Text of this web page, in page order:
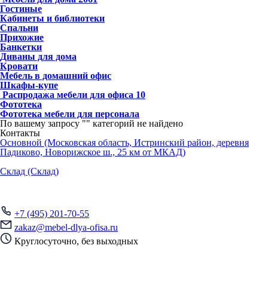
Гостиные
Кабинеты и библиотеки
Спальни
Прихожие
Банкетки
Диваны для дома
Кровати
Мебель в домашний офис
Шкафы-купе
Распродажа мебели для офиса 10
Фототека
Фототека мебели для персонала
По вашему запросу "" категорий не найдено
Контакты
Основной (Московская область, Истринский район, деревня
Падиково, Новорижское ш., 25 км от МКАД)
Склад (Склад)
+7 (495) 201-70-55
zakaz@mebel-dlya-ofisa.ru
Круглосуточно, без выходных